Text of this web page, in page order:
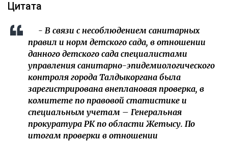
‎Цитата
- ‎В связи с несоблюдением санитарных
правил и норм детского сада, в отношении
данного детского сада специалистами
управления санитарно-эпидемиологического
контроля города Талдыкоргана была
зарегистрирована внеплановая проверка, в
комитете по правовой статистике и
специальным учетам – Генеральная
прокуратура РК по области Жетысу. По
итогам проверки в отношении